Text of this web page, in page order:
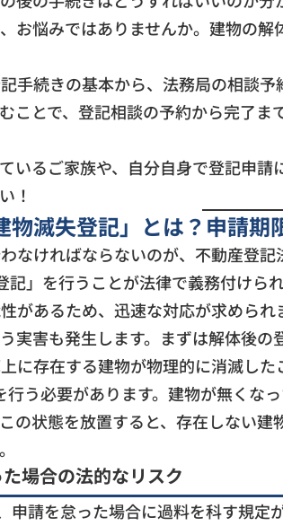
お悩みではありませんか。建物の
手続きの基本から、法務局の相談
ことで、登記相談の予約から完了
いるご家族や、自分自身で登記申
！
物滅失登記」とは？申請期
なければならないのが、不動産登
記」を行うことが法律で義務付けら
があるため、迅速な対応が求めら
実害も発生します。まずは解体後の
に存在する建物が物理的に消滅し
う必要があります。建物が無くな
の状態を放置すると、存在しない
場合の法的なリスク
申請を怠った場合に過料を科す規